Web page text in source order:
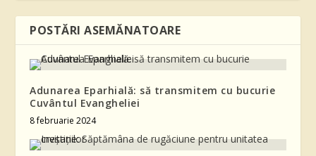
POSTĂRI ASEMĂNATOARE
Adunarea Eparhială: să transmitem cu bucurie
Cuvântul Evangheliei
8 februarie 2024